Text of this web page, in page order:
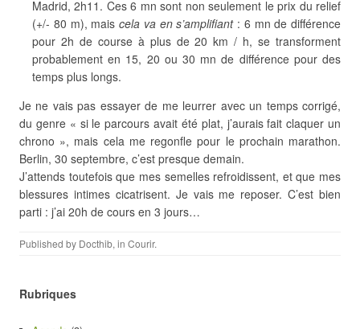
Madrid, 2h11. Ces 6 mn sont non seulement le prix du relief
(+/- 80 m), mais cela va en s’amplifiant: 6 mn de différence
pour 2h de course à plus de 20 km / h, se transforment
probablement en 15, 20 ou 30 mn de différence pour des
temps plus longs.
Je ne vais pas essayer de me leurrer avec un temps corrigé,
du genre « si le parcours avait été plat, j’aurais fait claquer un
chrono », mais cela me regonfle pour le prochain marathon.
Berlin, 30 septembre, c’est presque demain.
J’attends toutefois que mes semelles refroidissent, et que mes
blessures intimes cicatrisent. Je vais me reposer. C’est bien
parti : j’ai 20h de cours en 3 jours…
Published by Docthib, in Courir.
Rubriques